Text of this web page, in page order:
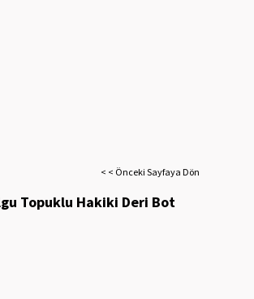
< < Önceki Sayfaya Dön
Topuklu Hakiki Deri Bot